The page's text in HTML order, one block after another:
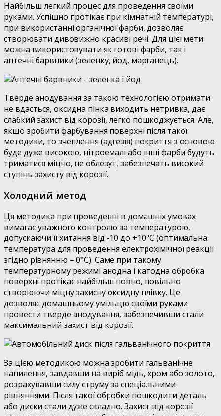
Найбільш легкий процес для проведення своїми
руками. Успішно протікає при кімнатній температурі,
при використанні органічної фарби, дозволяє
створювати дивовижно красиві речі. Для цієї мети
можна використовувати як готові фарби, так і
аптечні барвники (зеленку, йод, марганець).
Тверде анодування за такою технологією отримати
не вдасться, оксидна пінка виходить нетривка, дає
слабкий захист від корозії, легко пошкоджується. Але,
якщо зробити фарбування поверхні після такої
методики, то зчеплення (адгезія) покриття з основою
буде дуже високою, нітроемалі або інші фарби будуть
триматися міцно, не облезут, забезпечать високий
ступінь захисту від корозії.
Холодний метод
Ця методика при проведенні в домашніх умовах
вимагає уважного контролю за температурою,
допускаючи її хитання від -10 до +10°C (оптимальна
температура для проведення електрохімічної реакції
згідно рівнянню – 0°C). Саме при такому
температурному режимі анодна і катодна обробка
поверхні протікає найбільш повно, повільно
створюючи міцну захисну оксидну плівку. Це
дозволяє домашньому умільцю своїми руками
провести тверде анодування, забезпечивши стали
максимальний захист від корозії.
За цією методикою можна зробити гальванічне
напилення, завдавши на виріб мідь, хром або золото,
розрахувавши силу струму за спеціальними
рівняннями. Після такої обробки пошкодити деталь
або диски стали дуже складно. Захист від корозії